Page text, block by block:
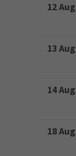
12 Aug
13 Aug
14 Aug
18 Aug